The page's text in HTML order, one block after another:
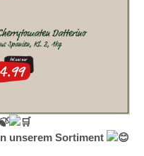
unserem Sortiment